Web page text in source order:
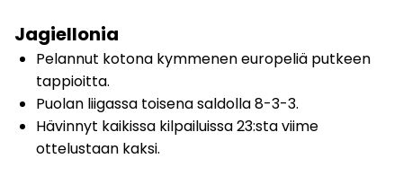
Jagiellonia
Pelannut kotona kymmenen europeliä putkeen
tappioitta.
Puolan liigassa toisena saldolla 8-3-3.
Hävinnyt kaikissa kilpailuissa 23:sta viime
ottelustaan kaksi.